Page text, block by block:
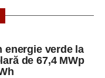
energie verde la
de 67,4 MWp